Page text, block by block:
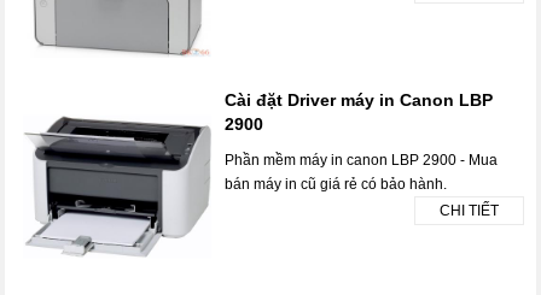
Cài đặt Driver máy in Canon LBP
2900
Phần mềm máy in canon LBP 2900 - Mua
bán máy in cũ giá rẻ có bảo hành.
CHI TIẾT